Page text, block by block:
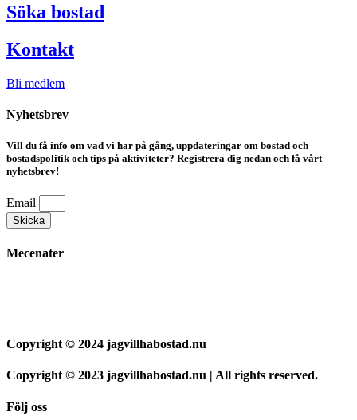
Söka bostad
Kontakt
Bli medlem
Nyhetsbrev
Vill du få info om vad vi har på gång, uppdateringar om bostad och
bostadspolitik och tips på aktiviteter? Registrera dig nedan och få vårt
nyhetsbrev!
Email
Skicka
Mecenater
Copyright © 2024 jagvillhabostad.nu
Copyright © 2023 jagvillhabostad.nu | All rights reserved.
Följ oss